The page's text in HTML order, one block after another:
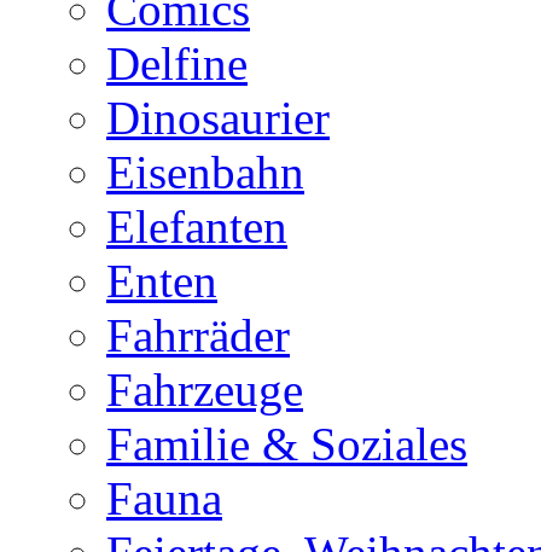
Delfine
Dinosaurier
Eisenbahn
Elefanten
Enten
Fahrräder
Fahrzeuge
Familie & Soziales
Fauna